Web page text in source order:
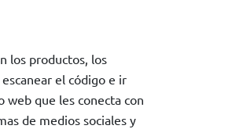
los productos, los
el código e ir
que les conecta con
de medios sociales y